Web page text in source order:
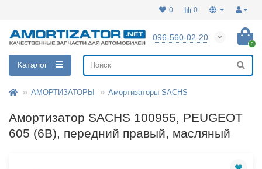
0
0
096-560-02-20
0
Каталог
АМОРТИЗАТОРЫ Амортизаторы SACHS
Амортизатор SACHS 100955, PEUGEOT
605 (6B), передний правый, масляный